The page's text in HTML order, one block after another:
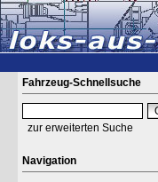
Fahrzeug-Schnellsuche
zur erweiterten Suche
Navigation